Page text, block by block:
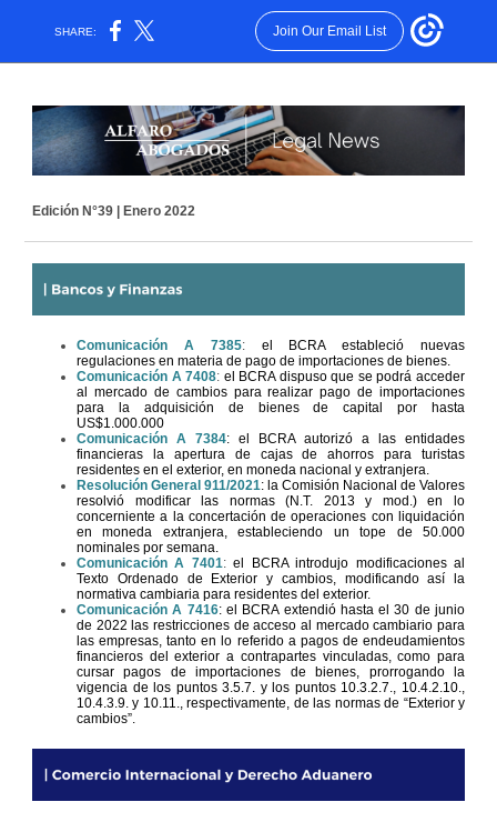
SHARE: Join Our Email List
Edición N°39 | Enero 2022
Comunicación A 7385:el BCRA estableció nuevas
regulaciones en materia de pago de importaciones de bienes.
Comunicación A 7408: el BCRA dispuso que se podrá acceder
al mercado de cambios para realizar pago de importaciones
para la adquisición de bienes de capital por hasta
US$1.000.000
Comunicación A 7384: el BCRA autorizó a las entidades
financieras la apertura de cajas de ahorros para turistas
residentes en el exterior, en moneda nacional y extranjera.
Resolución General 911/2021: la Comisión Nacional de Valores
resolvió modificar las normas (N.T. 2013 y mod.) en lo
concerniente a la concertación de operaciones con liquidación
en moneda extranjera, estableciendo un tope de 50.000
nominales por semana.
Comunicación A 7401:el BCRA introdujo modificaciones al
Texto Ordenado de Exterior y cambios, modificando así la
normativa cambiaria para residentes del exterior.
Comunicación A 7416: el BCRA extendió hasta el 30 de junio
de 2022 las restricciones de acceso al mercado cambiario para
las empresas, tanto en lo referido a pagos de endeudamientos
financieros del exterior a contrapartes vinculadas, como para
cursar pagos de importaciones de bienes, prorrogando la
vigencia de los puntos 3.5.7. y los puntos 10.3.2.7., 10.4.2.10.,
10.4.3.9. y 10.11., respectivamente, de las normas de “Exterior y
cambios”.